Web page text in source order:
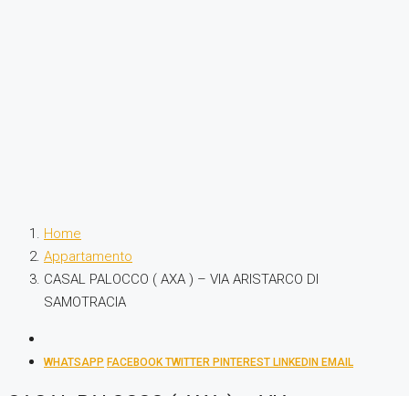
Home
Appartamento
CASAL PALOCCO ( AXA ) – VIA ARISTARCO DI
SAMOTRACIA
WHATSAPP FACEBOOKTWITTER PINTEREST LINKEDIN EMAIL